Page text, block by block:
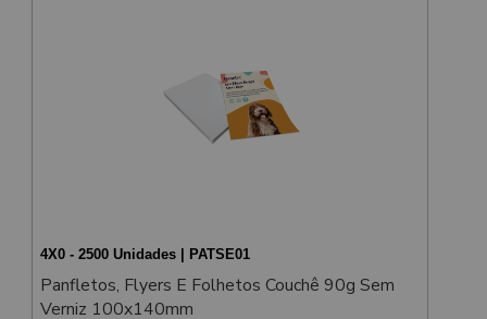
4X0 - 2500 Unidades | PATSE01
Panfletos, Flyers E Folhetos Couchê 90g Sem
Verniz 100x140mm